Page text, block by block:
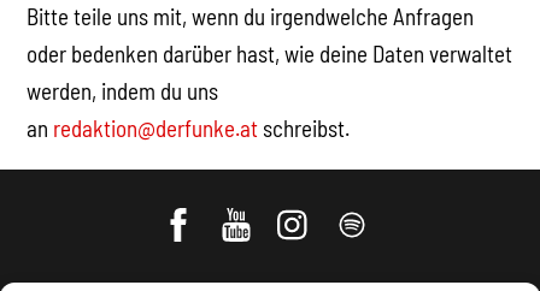
Bitte teile uns mit, wenn du irgendwelche Anfragen
oder bedenken darüber hast, wie deine Daten verwaltet
werden, indem du uns
an redaktion@derfunke.at schreibst.